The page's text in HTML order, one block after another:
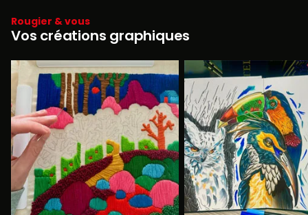
Rougier & vous
Vos créations graphiques